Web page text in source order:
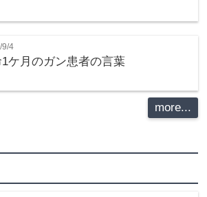
9/4
ケ月のガン患者の言葉
more...